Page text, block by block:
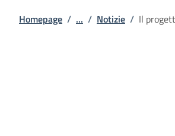
Homepage / ... / Notizie / Il